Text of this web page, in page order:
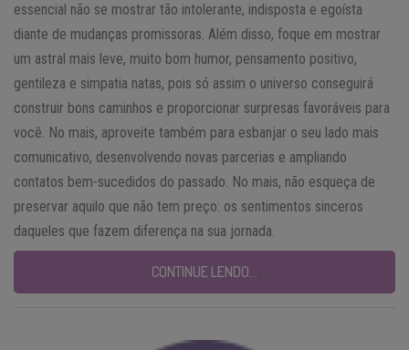
essencial não se mostrar tão intolerante, indisposta e egoísta
diante de mudanças promissoras. Além disso, foque em mostrar
um astral mais leve, muito bom humor, pensamento positivo,
gentileza e simpatia natas, pois só assim o universo conseguirá
construir bons caminhos e proporcionar surpresas favoráveis para
você. No mais, aproveite também para esbanjar o seu lado mais
comunicativo, desenvolvendo novas parcerias e ampliando
contatos bem-sucedidos do passado. No mais, não esqueça de
preservar aquilo que não tem preço: os sentimentos sinceros
daqueles que fazem diferença na sua jornada.
CONTINUE LENDO…